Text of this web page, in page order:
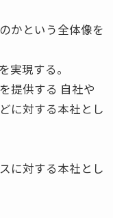
かという全体像を
実現する。
提供する 自社や
に対する本社とし
に対する本社とし